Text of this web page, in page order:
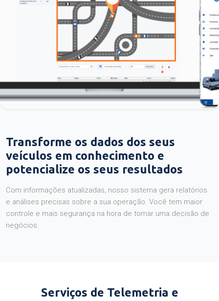
Transforme os dados dos seus
veículos em conhecimento e
potencialize os seus resultados
Com informações atualizadas, nosso sistema gera relatórios
e análises precisas sobre a sua operação. Você tem maior
controle e mais segurança na hora de tomar uma decisão de
negócios.
Serviços de Telemetria e